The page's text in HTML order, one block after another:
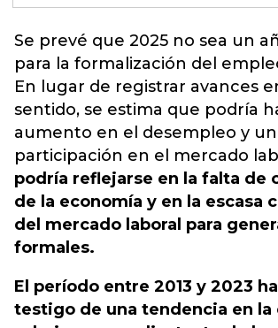
Se prevé que 2025 no sea un
para la formalización del
En lugar de registrar avances
sentido, se estima que podría
aumento en el desempleo y
participación en el mercado
podría reflejarse en la falta de
de la economía y en la escasa
del mercado laboral para
formales.
El período entre 2013 y 2023
testigo de una tendencia en la